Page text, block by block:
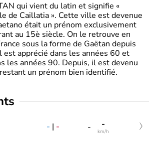
qui vient du latin et signifie «
de Caillatia ». Cette ville est devenue
était un prénom exclusivement
au 15è siècle. On le retrouve en
sous la forme de Gaëtan depuis
apprécié dans les années 60 et
les années 90. Depuis, il est devenu
un prénom bien identifié.
- | - - -
km/h